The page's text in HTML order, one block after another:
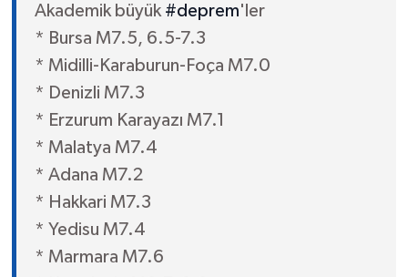
Akademik büyük #deprem'ler
* Bursa M7.5, 6.5-7.3
* Midilli-Karaburun-Foça M7.0
* Denizli M7.3
* Erzurum Karayazı M7.1
* Malatya M7.4
* Adana M7.2
* Hakkari M7.3
* Yedisu M7.4
* Marmara M7.6